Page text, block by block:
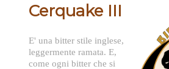
Cerquake III
E' una bitter stile inglese,
leggermente ramata. E,
come ogni bitter che si